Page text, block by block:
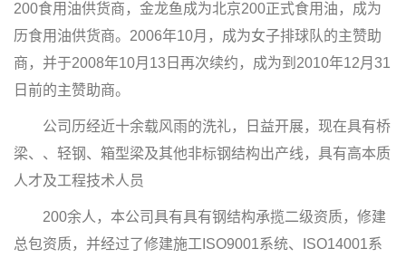
200食用油供货商，金龙鱼成为北京200正式食用油，成为
历食用油供货商。2006年10月，成为女子排球队的主赞助
商，并于2008年10月13日再次续约，成为到2010年12月31
日前的主赞助商。
公司历经近十余载风雨的洗礼，日益开展，现在具有桥
梁、、轻钢、箱型梁及其他非标钢结构出产线，具有高本质
人才及工程技术人员
200余人，本公司具有具有钢结构承揽二级资质，修建
总包资质，并经过了修建施工ISO9001系统、ISO14001系